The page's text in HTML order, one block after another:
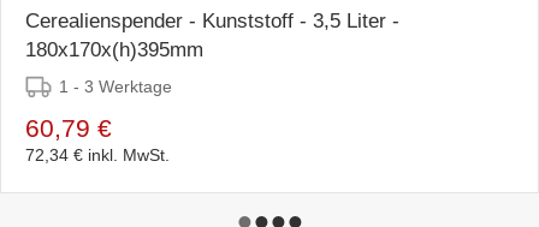
Cerealienspender - Kunststoff - 3,5 Liter -
180x170x(h)395mm
1 - 3 Werktage
60,79 €
72,34 € inkl. MwSt.